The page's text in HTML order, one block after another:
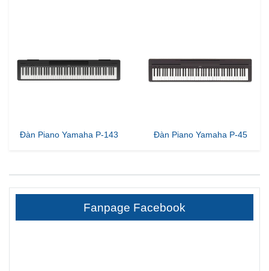
Đàn Piano Yamaha P-143 Đàn Piano Yamaha P-45
Fanpage Facebook